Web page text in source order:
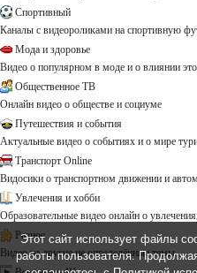
Спортивный
Каналы с видеороликами на спортивную
Мода и здоровье
Видео о популярном в моде и о влиянии
Общественное ТВ
Онлайн видео о обществе и социуме
Путешествия и события
Актуальные видео о событиях и о мире
Транспорт Online
Видосики о транспортном движении и
Увлечения и хобби
Образовательные видео онлайн о
Разное
Видео на другие не определённые темы ...
Этот сайт использует файлы
работы пользователя.